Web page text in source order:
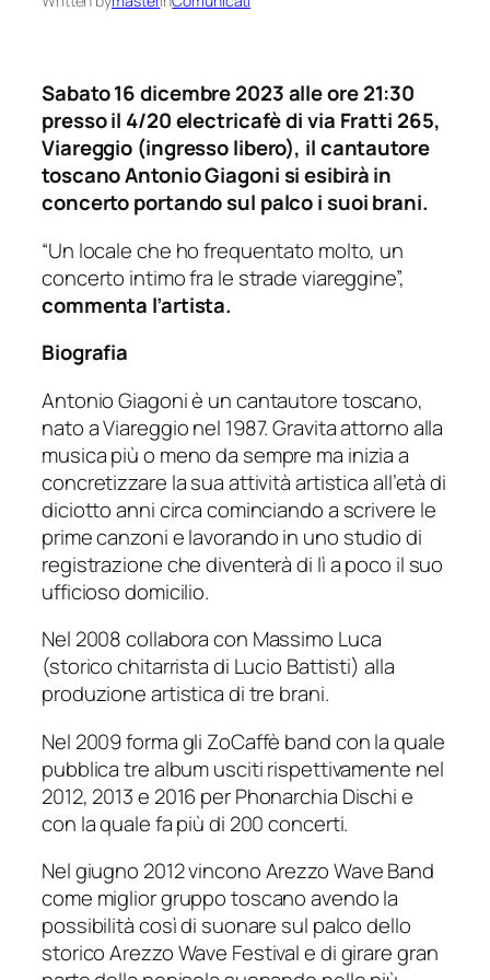
Sabato 16 dicembre 2023 alle ore 21:30
presso il 4/20 electricafè di via Fratti 265,
Viareggio (ingresso libero), il cantautore
toscano Antonio Giagoni si esibirà in
concerto portando sul palco i suoi brani.
“Un locale che ho frequentato molto, un
concerto intimo fra le strade viareggine”,
commenta l’artista.
Biografia
Antonio Giagoni è un cantautore toscano,
nato a Viareggio nel 1987. Gravita attorno alla
musica più o meno da sempre ma inizia a
concretizzare la sua attività artistica all’età di
diciotto anni circa cominciando a scrivere le
prime canzoni e lavorando in uno studio di
registrazione che diventerà di lì a poco il suo
ufficioso domicilio.
Nel 2008 collabora con Massimo Luca
(storico chitarrista di Lucio Battisti) alla
produzione artistica di tre brani.
Nel 2009 forma gli ZoCaffè band con la quale
pubblica tre album usciti rispettivamente nel
2012, 2013 e 2016 per Phonarchia Dischi e
con la quale fa più di 200 concerti.
Nel giugno 2012 vincono Arezzo Wave Band
come miglior gruppo toscano avendo la
possibilità così di suonare sul palco dello
storico Arezzo Wave Festival e di girare gran